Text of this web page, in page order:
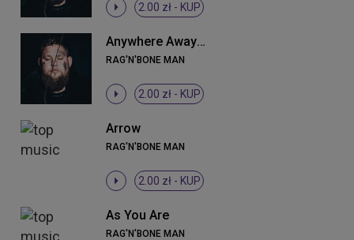
2.00 zł - KUP
Anywhere Away From Here
RAG'N'BONE MAN
2.00 zł - KUP
Arrow
RAG'N'BONE MAN
2.00 zł - KUP
As You Are
RAG'N'BONE MAN